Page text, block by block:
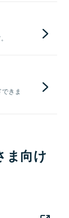
きま
ま向け